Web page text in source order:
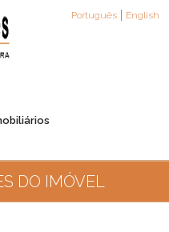
Português English
Parceiros Contactos
DO IMÓVEL